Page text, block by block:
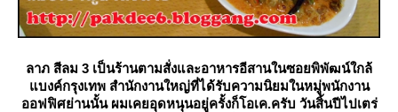
ลาภ สีลม 3 เป็นร้านตามสั่งและอาหารอีสานในซอยพิพัฒน์ใกล้
บงค์กรุงเทพ สำนักงานใหญ่ที่ได้รับความนิยมในหมู่พนักงาน
ออฟฟิศย่านนั้น ผมเคยอุดหนุนอยู่ครั้งก็โอเค.ครับ วันสิ้นปีไปเตร่